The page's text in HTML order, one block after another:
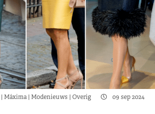
Máxima Modenieuws Overig
09 sep 2024